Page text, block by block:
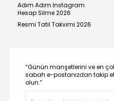
Adım Adım Instagram
Hesap Silme 2026
Resmi Tatil Takvimi 2026
“Günün manşetlerini ve en
sabah e-postanızdan takip
olun.”